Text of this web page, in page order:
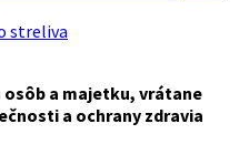
streliva
osôb a majetku, vrátane
a ochrany zdravia